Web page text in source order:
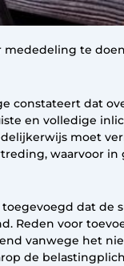
te
constateert dat
en volledige
moet
waarvoor in
toegevoegd dat
Reden voor
vanwege het
de